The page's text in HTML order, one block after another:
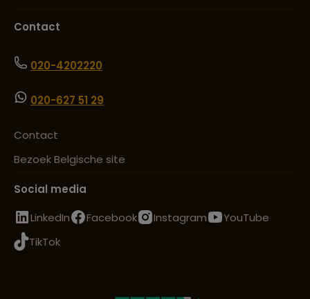
Contact
020-4202220
020-627 51 29
Contact
Bezoek Belgische site
Social media
LinkedIn
Facebook Instagram
YouTube
TikTok